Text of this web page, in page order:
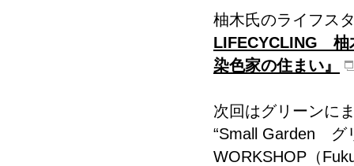
柚木氏のライフス
LIFECYCLING 柚
染色家の住まい』
次回はグリーンに
“Small Garden グ
WORKSHOP（